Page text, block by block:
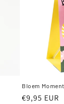
Bloem
Normale
€9,95 EUR